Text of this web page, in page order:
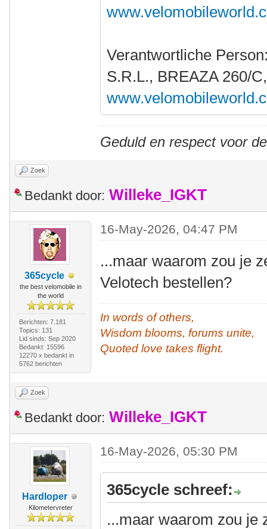
Verantwortliche
S.R.L., BREAZA 260/
Geduld en respect voor
Zoek
Bedankt door: Willeke_IGKT
365cycle
the best velomobile in
the world
Berichten: 7.181
Topics: 131
Lid sinds: Sep 2020
Bedankt: 15596
12270 x bedankt in
5762 berichten
16-May-2026, 04:47 PM
...maar waarom zou je
Velotech bestellen?
In words of others,
Wisdom blooms, forums unite,
Quoted love takes flight.
Zoek
Bedankt door: Willeke_IGKT
Hardloper
Kilometervreter
16-May-2026, 05:30 PM
365cycle schreef:
...maar waarom zou je